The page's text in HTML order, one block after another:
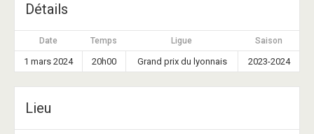
Détails
Date Temps Ligue Saison
1 mars 2024 20h00 Grand prix du lyonnais 2023-2024
Lieu